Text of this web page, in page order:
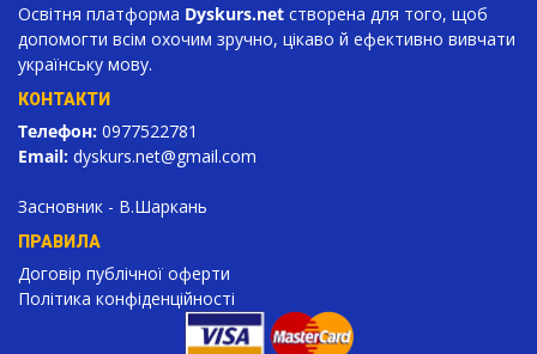
Освітня платформа Dyskurs.net створена для того, щоб
допомогти всім охочим зручно, цікаво й ефективно вивчати
українську мову.
КОНТАКТИ
Телефон: 0977522781
Email: dyskurs.net@gmail.com
Засновник - В.Шаркань
ПРАВИЛА
Договір публічної оферти
Політика конфіденційності